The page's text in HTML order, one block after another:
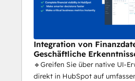
Integration von
Geschäftliche
🔹Greifen Sie über native UI-
direkt in HubSpot auf